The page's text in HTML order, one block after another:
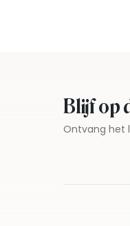
Blijf op
Ontvang het